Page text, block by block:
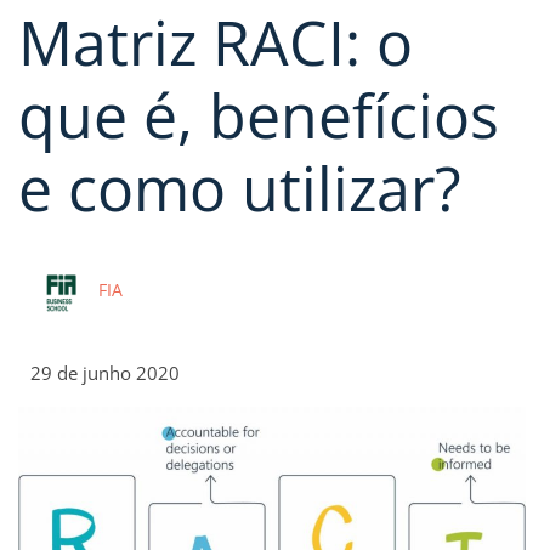
Matriz RACI: o
que é, benefícios
e como utilizar?
FIA
29 de junho 2020